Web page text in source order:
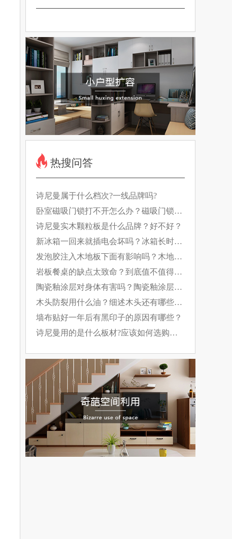
热搜问答
诗尼曼属于什么档次?一线品牌吗?
卧室磁吸门锁打不开怎么办？磁吸门锁如
何工作的？
诗尼曼实木颗粒板是什么品牌？好不好？
新冰箱一回来就插电会坏吗？冰箱长时间
断电有什么影响？
发泡胶注入木地板下面有影响吗？木地板
日常养护要做好！
岩板餐桌的缺点太致命？到底值不值得
买？
陶瓷釉涂层对身体有害吗？陶瓷釉涂层的
特点是什么？
木头防裂用什么油？细述木头还有哪些防
裂方法
墙布贴好一年后有黑印子的原因有哪些？
诗尼曼用的是什么板材?应该如何选购板